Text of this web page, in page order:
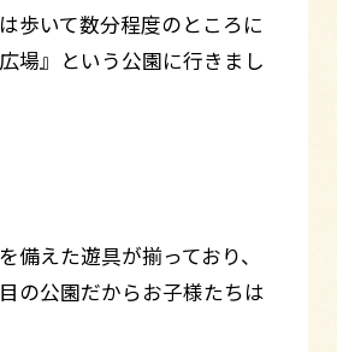
歩いて数分程度のところに
場』という公園に行きまし
備えた遊具が揃っており、
の公園だからお子様たちは